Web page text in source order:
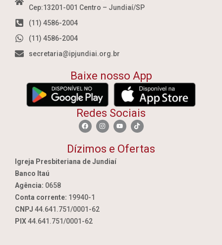
Cep:13201-001 Centro – Jundiaí/SP
(11) 4586-2004
(11) 4586-2004
secretaria@ipjundiai.org.br
Baixe nosso App
Redes Sociais
Dízimos e Ofertas
Igreja Presbiteriana de Jundiaí
Banco Itaú
Agência: 0658
Conta corrente: 19940-1
CNPJ 44.641.751/0001-62
PIX44.641.751/0001-62